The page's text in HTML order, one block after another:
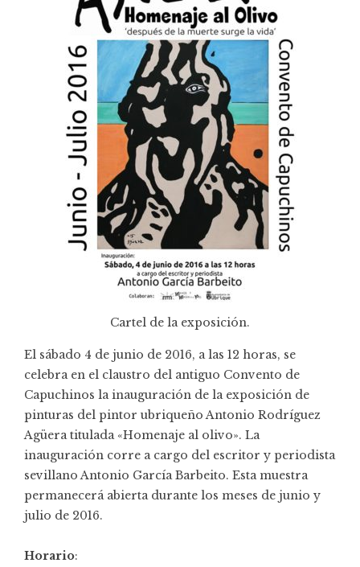
Cartel de la exposición.
El sábado 4 de junio de 2016, a las 12 horas, se
celebra en el claustro del antiguo Convento de
Capuchinos la inauguración de la exposición de
pinturas del pintor ubriqueño Antonio Rodríguez
Agüera titulada «Homenaje al olivo». La
inauguración corre a cargo del escritor y periodista
sevillano Antonio García Barbeito. Esta muestra
permanecerá abierta durante los meses de junio y
julio de 2016.
Horario: